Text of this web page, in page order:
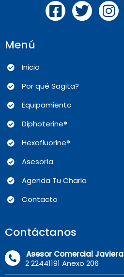
Menú
Inicio
Por qué Sagita?
Equipamiento
Diphoterine®
Hexafluorine®
Asesoría
Agenda Tu Charla
Contacto
Contáctanos
Asesor Comercial Javiera
2 22441191 Anexo 206